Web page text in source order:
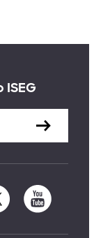
ISEG